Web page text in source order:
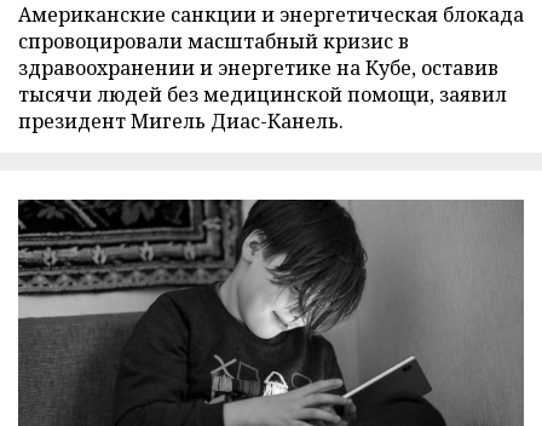
Американские санкции и энергетическая блокада
спровоцировали масштабный кризис в
здравоохранении и энергетике на Кубе, оставив
тысячи людей без медицинской помощи, заявил
президент Мигель Диас-Канель.